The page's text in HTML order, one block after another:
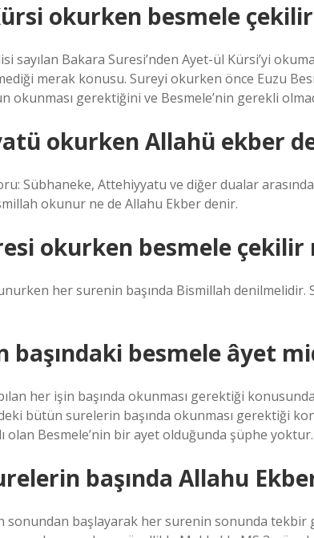
okurken besmele
sayılan Bakara Suresi’nden Ayet-ül Kürsi’yi
merak konusu. Sureyi okurken önce Euzu
okunması gerektiğini ve Besmele’nin gerekli
okurken Allahü ekber
Sübhaneke, Attehiyyatu ve diğer dualar
okunur ne de Allahu Ekber denir.
okurken besmele çekilir
her surenin başında Bismillah denilmelidir.
başındaki besmele âyet
her işin başında okunması gerektiği
bütün surelerin başında okunması gerektiği
olan Besmele’nin bir ayet olduğunda şüphe yoktur.
başında Allahu
sonundan başlayarak her surenin sonunda